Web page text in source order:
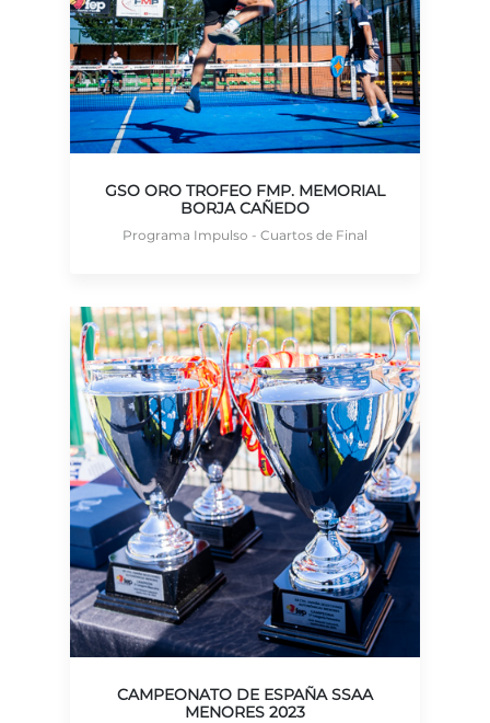
GSO ORO TROFEO FMP. MEMORIAL
BORJA CAÑEDO
Programa Impulso - Cuartos de Final
CAMPEONATO DE ESPAÑA SSAA
MENORES 2023